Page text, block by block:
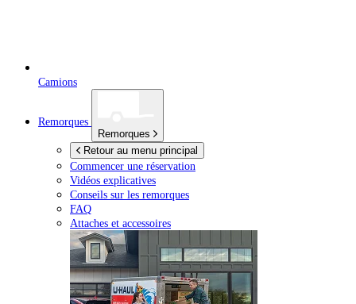
Camions
Remorques
Remorques
Retour au menu principal
Commencer une réservation
Vidéos explicatives
Conseils sur les remorques
FAQ
Attaches et accessoires